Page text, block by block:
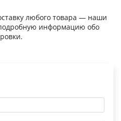
любого товара — наши
информацию обо